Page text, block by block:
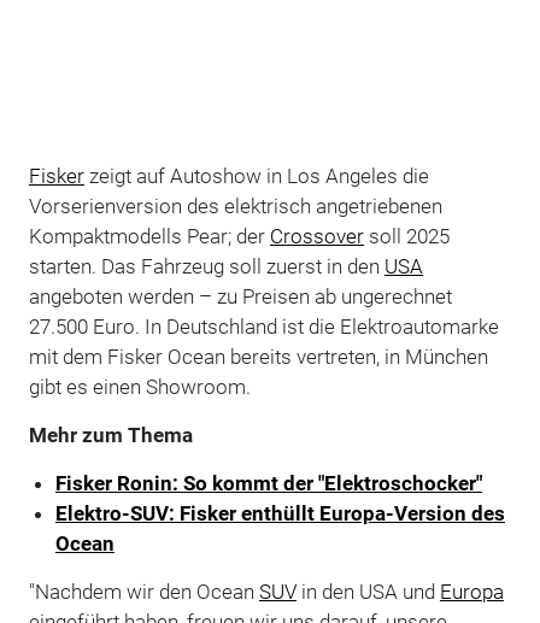
Fiskerzeigt auf Autoshow in Los Angeles die
Vorserienversion des elektrisch angetriebenen
Kompaktmodells Pear; der Crossoversoll 2025
starten. Das Fahrzeug soll zuerst in den USA
angeboten werden – zu Preisen ab ungerechnet
27.500 Euro. In Deutschland ist die Elektroautomarke
mit dem Fisker Ocean bereits vertreten, in München
gibt es einen Showroom.
Mehr zum Thema
Fisker Ronin: So kommt der "Elektroschocker"
Elektro-SUV: Fisker enthüllt Europa-Version des
Ocean
"Nachdem wir den Ocean SUVin den USA und Europa